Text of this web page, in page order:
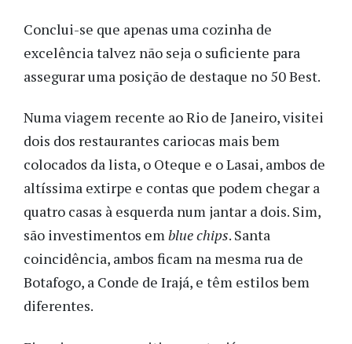
Conclui-se que apenas uma cozinha de
excelência talvez não seja o suficiente para
assegurar uma posição de destaque no 50 Best.
Numa viagem recente ao Rio de Janeiro, visitei
dois dos restaurantes cariocas mais bem
colocados da lista, o Oteque e o Lasai, ambos de
altíssima extirpe e contas que podem chegar a
quatro casas à esquerda num jantar a dois. Sim,
são investimentos emblue chips. Santa
coincidência, ambos ficam na mesma rua de
Botafogo, a Conde de Irajá, e têm estilos bem
diferentes.